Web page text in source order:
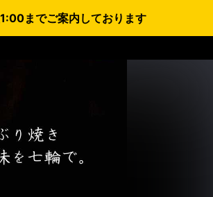
までご案内しております